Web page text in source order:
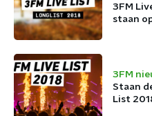
3FM
staan
3FM
Staan
List